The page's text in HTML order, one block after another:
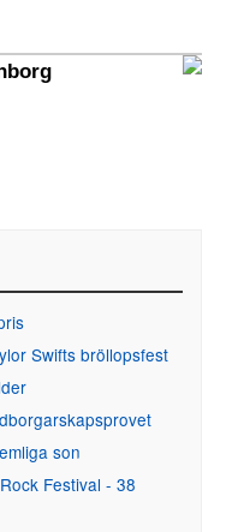
Swifts bröllopsfest
son
Festival - 38